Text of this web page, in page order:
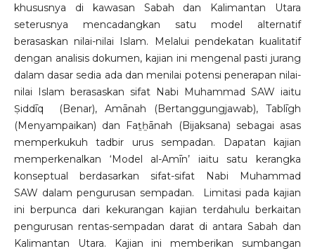
khususnya di kawasan Sabah dan Kalimantan Utara
seterusnya mencadangkan satu model alternatif
berasaskan nilai-nilai Islam. Melalui pendekatan kualitatif
dengan analisis dokumen, kajian ini mengenal pasti jurang
dalam dasar sedia ada dan menilai potensi penerapan nilai-
nilai Islam berasaskan sifat Nabi Muhammad SAW iaitu
Ṣiddīq (Benar), Amānah (Bertanggungjawab), Tablīgh
(Menyampaikan) dan Faṯẖānah (Bijaksana) sebagai asas
memperkukuh tadbir urus sempadan. Dapatan kajian
memperkenalkan ‘Model al-Amīn’ iaitu satu kerangka
konseptual berdasarkan sifat-sifat Nabi Muhammad
SAW dalam pengurusan sempadan. Limitasi pada kajian
ini berpunca dari kekurangan kajian terdahulu berkaitan
pengurusan rentas-sempadan darat di antara Sabah dan
Kalimantan Utara. Kajian ini memberikan sumbangan